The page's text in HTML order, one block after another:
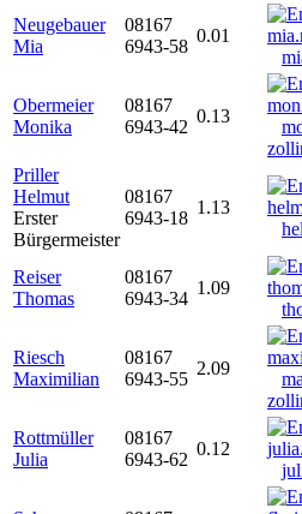
Neugebauer
Mia
08167
6943-58
0.01
Obermeier
Monika
08167
6943-42
0.13
Priller
Helmut
Erster
Bürgermeister
08167
6943-18
1.13
Reiser
Thomas
08167
6943-34
1.09
Riesch
Maximilian
08167
6943-55
2.09
Rottmüller
Julia
08167
6943-62
0.12